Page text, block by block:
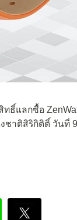
ธิ์แลกซื้อ
าติสิริกิติติ์ วันที่